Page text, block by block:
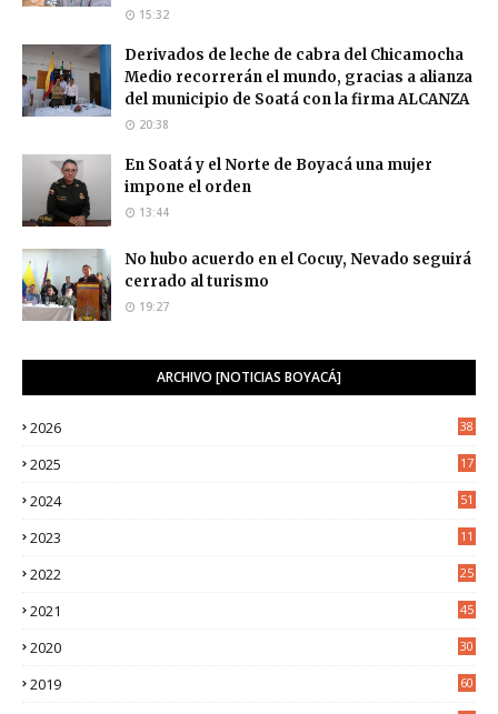
15:32
Derivados de leche de cabra del Chicamocha
Medio recorrerán el mundo, gracias a alianza
del municipio de Soatá con la firma ALCANZA
20:38
En Soatá y el Norte de Boyacá una mujer
impone el orden
13:44
No hubo acuerdo en el Cocuy, Nevado seguirá
cerrado al turismo
19:27
ARCHIVO [NOTICIAS BOYACÁ]
2026 38
2025
17
2024 51
2023
11
2022
25
2021
45
2020
30
2019 60